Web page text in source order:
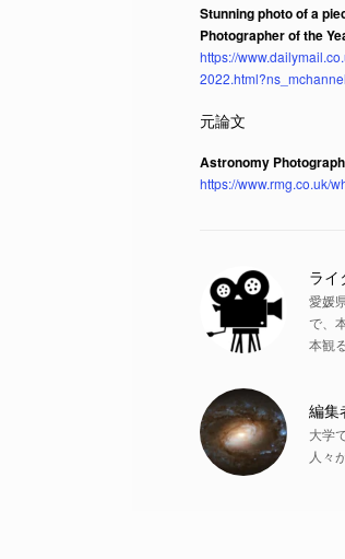
Stunning photo of a
Photographer of the
https://
Astronomy
https://www.rmg.co.uk/
愛媛
で、
本観
大学
人々